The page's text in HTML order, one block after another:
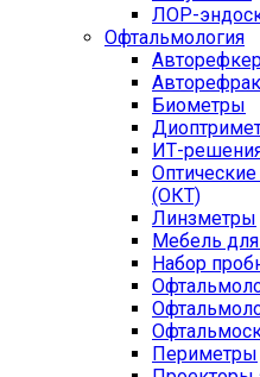
ЛОР-
Офтальмология
Биометры
ИТ-
(ОКТ)
Линзметры
Мебель
Набор
Периметры